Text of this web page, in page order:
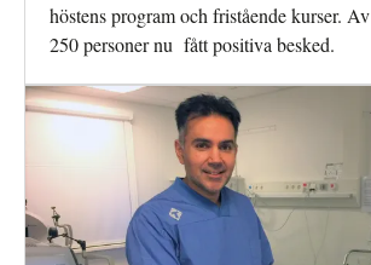
höstens program och fristående kurser.
250 personer nu fått positiva besked.